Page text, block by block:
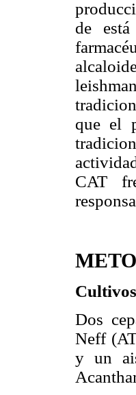
de
que el
CAT
Dos
Neff
y un